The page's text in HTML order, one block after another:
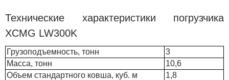
Технические характеристики погрузчика
XCMG LW300K
Грузоподъемность, тонн
3
Масса, тонн
10,6
Объем стандартного ковша, куб. м
1,8